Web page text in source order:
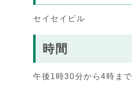
セイセイビル
時間
午後1時30分から4時まで